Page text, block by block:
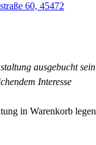
60, 45472
ausgebucht sein
Interesse
in Warenkorb legen